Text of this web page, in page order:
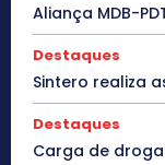
Aliança MDB-
Destaques
Sintero realiza
Destaques
Carga de